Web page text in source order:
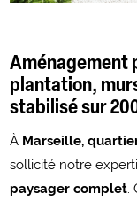
Aménagement
plantation,
stabilisé sur
À Marseille, quartier
sollicité notre
paysager complet